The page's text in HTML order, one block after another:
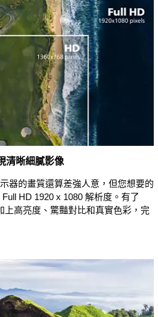
清晰細膩影像
器的畫質還算差強人意，但您想要的
HD 1920 x 1080 解析度。有了
上高亮度、驚豔對比和真實色彩，完